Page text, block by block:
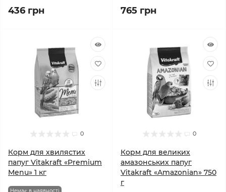
436 грн 765 грн
0
Корм для хвилястих
папуг Vitakraft «Premium
Menu» 1 кг
0
Корм для великих
амазонських папуг
Vitakraft «Amazonian» 750
г